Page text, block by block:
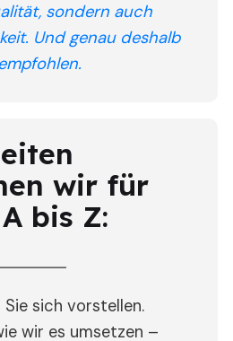
sondern auch
Und genau deshalb
wir für
bis Z:
Sie sich vorstellen.
wir es umsetzen –